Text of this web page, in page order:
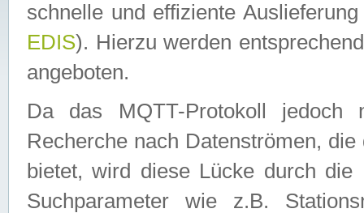
schnelle und effiziente
EDIS). Hierzu werden
angeboten.
Da das MQTT-Protokoll jedoch
Recherche nach Datenströmen,
bietet, wird diese Lücke durch die
Suchparameter wie z.B.